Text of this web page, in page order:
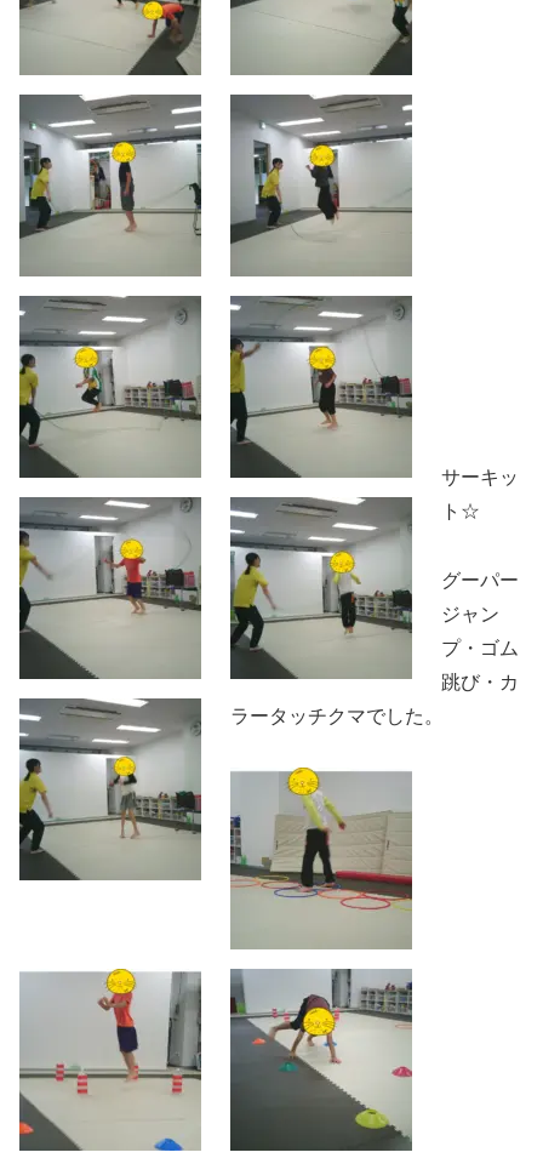
サーキッ
ト☆
グーパー
ジャン
プ・ゴム
跳び・カ
ラータッチクマでした。